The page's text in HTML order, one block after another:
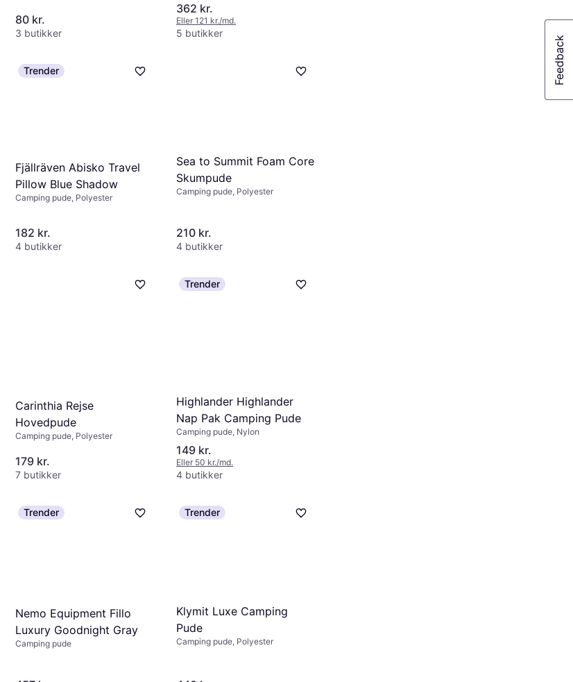
80 kr.
3 butikker
362 kr.
Eller 121 kr./md.
5 butikker
Trender
Fjällräven Abisko Travel
Pillow Blue Shadow
Camping pude, Polyester
182 kr.
4 butikker
Sea to Summit Foam Core
Skumpude
Camping pude, Polyester
210 kr.
4 butikker
Carinthia Rejse
Hovedpude
Camping pude, Polyester
179 kr.
7 butikker
Trender
Highlander Highlander
Nap Pak Camping Pude
Camping pude, Nylon
149 kr.
Eller 50 kr./md.
4 butikker
Trender
Nemo Equipment Fillo
Luxury Goodnight Gray
Camping pude
Trender
Klymit Luxe Camping
Pude
Camping pude, Polyester